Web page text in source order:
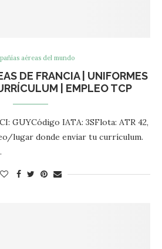
aéreas del mundo
DE FRANCIA | UNIFORMES
| EMPLEO TCP
GUYCódigo IATA: 3SFlota: ATR 42,
lugar donde enviar tu currículum.